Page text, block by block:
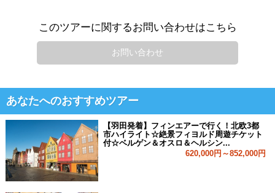
このツアーに関するお問い合わせはこちら
お問い合わせ
あなたへのおすすめツアー
【羽田発着】フィンエアーで行く！北欧3都
市ハイライト☆絶景フィヨルド周遊チケット
付☆ベルゲン＆オスロ＆ヘルシン...
620,000円～852,000円